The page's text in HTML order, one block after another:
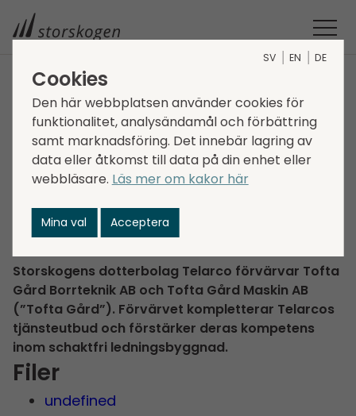
STORSKOGEN MEDIA NYHETER
2019
TELARCO FÖRVÄRVAR TOFTA GÅRD
Telarco förvärvar Tofta
Gård
2019-03-04
Transactions, Services
Storskogens dotterbolag Telarco förvärvar Tofta
Gård Borrteknik AB och Tofta Gård Maskin AB
(”Tofta Gård”). Förvärvet kompletterar Telarcos
tjänsteutbud och förstärker deras kompetens
inom schaktfri ledningsbyggnad.
Filer
undefined
SV EN DE
Cookies
Den här webbplatsen använder cookies för
funktionalitet, analysändamål och förbättring
samt marknadsföring. Det innebär lagring av
data eller åtkomst till data på din enhet eller
webbläsare. Läs mer om kakor här
Mina val Acceptera